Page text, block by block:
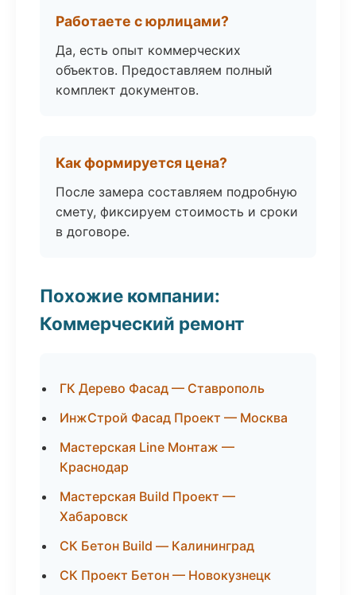
Работаете с юрлицами?
Да, есть опыт коммерческих
объектов. Предоставляем полный
комплект документов.
Как формируется цена?
После замера составляем подробную
смету, фиксируем стоимость и сроки
в договоре.
Похожие компании:
Коммерческий ремонт
ГК Дерево Фасад — Ставрополь
ИнжСтрой Фасад Проект — Москва
Мастерская Line Монтаж —
Краснодар
Мастерская Build Проект —
Хабаровск
СК Бетон Build — Калининград
СК Проект Бетон — Новокузнецк